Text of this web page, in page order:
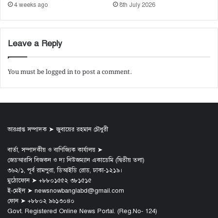
4 weeks ago 8th July 2026
Leave a Reply
You must belogged into post a comment.
ভারপ্রাপ্ত সম্পাদক ➤ জুবায়ের রহমান চৌধুরী
বার্তা, সম্পাদকীয় ও বাণিজ্যিক কার্যালয় ➤
জেডআরসি বিজকন ও দ্য নিউজম্যান একাডেমি (দ্বিতীয় তলা)
৩৬২/১, পূর্ব রামপুরা, ডিআইডি রোড, ঢাকা-১২১৯।
মুঠোফোন ➤ +৮৮০১৫৫২ ৩৮১৫১৫
ই-মেইল ➤ newsnowbanglabd@gmail.com
ফোন ➤ +৮৮০২ ৯৬১৩০৪০
Govt. Registered Online News Portal. (Reg.No- 124)